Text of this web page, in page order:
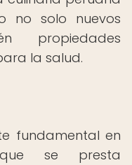
no solo nuevos
propiedades
la salud.
fundamental en
se presta